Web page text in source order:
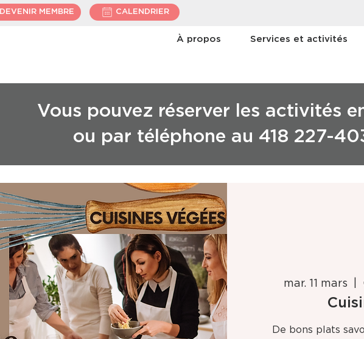
DEVENIR MEMBRE CALENDRIER
À propos Services et activités
Vous pouvez réserver les activités
ou par téléphone au 418 227-
mar. 11 mars
De bons plats